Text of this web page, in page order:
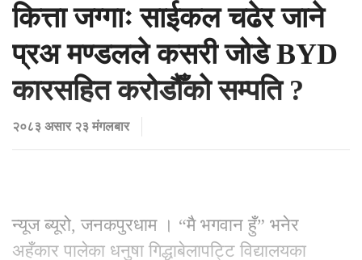
कित्ता जग्गाः साईकल चढेर जाने
प्रअ मण्डलले कसरी जोडे BYD
कारसहित करोडौँको सम्पति ?
२०८३ असार २३ मंगलबार
न्यूज ब्यूरो, जनकपुरधाम । “मै भगवान हुँ” भनेर
अहँकार पालेका धनुषा गिद्धाबेलापट्टि विद्यालयका